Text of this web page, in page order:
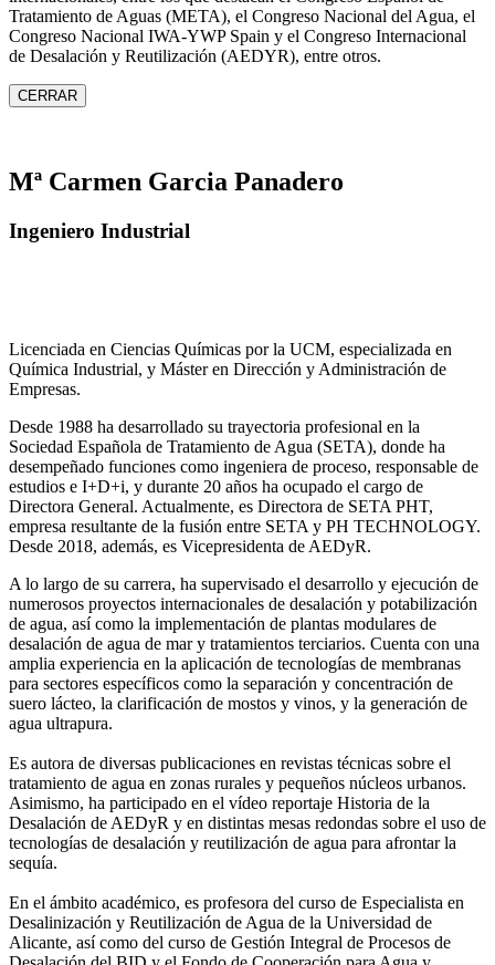
Tratamiento de Aguas (META), el Congreso Nacional del Agua, el
Congreso Nacional IWA‑YWP Spain y el Congreso Internacional
de Desalación y Reutilización (AEDYR), entre otros.
CERRAR
Mª Carmen Garcia Panadero
Ingeniero Industrial
Licenciada en Ciencias Químicas por la UCM, especializada en
Química Industrial, y Máster en Dirección y Administración de
Empresas.
Desde 1988 ha desarrollado su trayectoria profesional en la
Sociedad Española de Tratamiento de Agua (SETA), donde ha
desempeñado funciones como ingeniera de proceso, responsable de
estudios e I+D+i, y durante 20 años ha ocupado el cargo de
Directora General. Actualmente, es Directora de SETA PHT,
empresa resultante de la fusión entre SETA y PH TECHNOLOGY.
Desde 2018, además, es Vicepresidenta de AEDyR.
A lo largo de su carrera, ha supervisado el desarrollo y ejecución de
numerosos proyectos internacionales de desalación y potabilización
de agua, así como la implementación de plantas modulares de
desalación de agua de mar y tratamientos terciarios. Cuenta con una
amplia experiencia en la aplicación de tecnologías de membranas
para sectores específicos como la separación y concentración de
suero lácteo, la clarificación de mostos y vinos, y la generación de
agua ultrapura.
Es autora de diversas publicaciones en revistas técnicas sobre el
tratamiento de agua en zonas rurales y pequeños núcleos urbanos.
Asimismo, ha participado en el vídeo reportaje Historia de la
Desalación de AEDyR y en distintas mesas redondas sobre el uso de
tecnologías de desalación y reutilización de agua para afrontar la
sequía.
En el ámbito académico, es profesora del curso de Especialista en
Desalinización y Reutilización de Agua de la Universidad de
Alicante, así como del curso de Gestión Integral de Procesos de